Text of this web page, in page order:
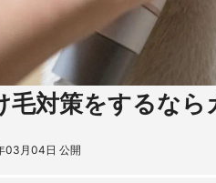
毛対策をするな
03月04日 公開